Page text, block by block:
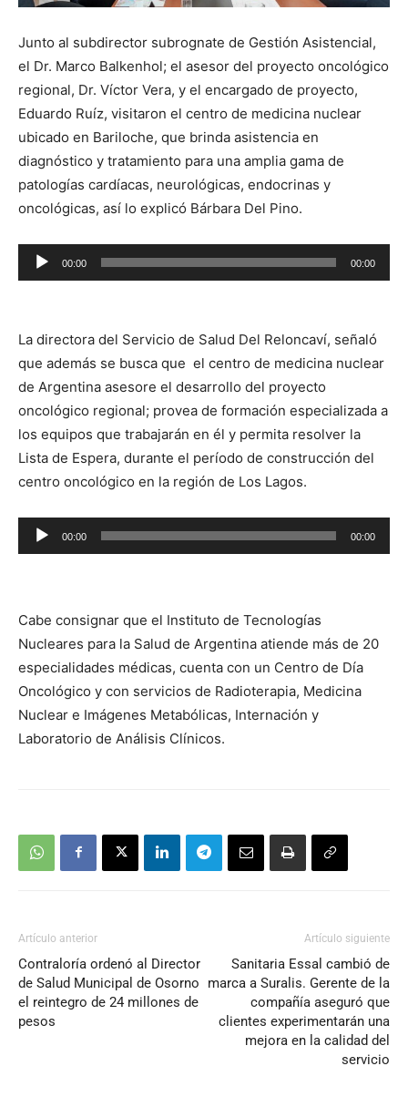
Junto al subdirector subrognate de Gestión Asistencial,
el Dr. Marco Balkenhol; el asesor del proyecto oncológico
regional, Dr. Víctor Vera, y el encargado de proyecto,
Eduardo Ruíz, visitaron el centro de medicina nuclear
ubicado en Bariloche, que brinda asistencia en
diagnóstico y tratamiento para una amplia gama de
patologías cardíacas, neurológicas, endocrinas y
oncológicas, así lo explicó Bárbara Del Pino.
Reproductor
de
00:00 00:00
La directora del Servicio de Salud Del Reloncaví, señaló
que además se busca que el centro de medicina nuclear
de Argentina asesore el desarrollo del proyecto
oncológico regional; provea de formación especializada a
los equipos que trabajarán en él y permita resolver la
Lista de Espera, durante el período de construcción del
centro oncológico en la región de Los Lagos.
Reproductor
de
00:00 00:00
Cabe consignar que el Instituto de Tecnologías
Nucleares para la Salud de Argentina atiende más de 20
especialidades médicas, cuenta con un Centro de Día
Oncológico y con servicios de Radioterapia, Medicina
Nuclear e Imágenes Metabólicas, Internación y
Laboratorio de Análisis Clínicos.
Artículo anterior
Contraloría ordenó al Director
de Salud Municipal de Osorno
el reintegro de 24 millones de
pesos
Artículo siguiente
Sanitaria Essal cambió de
marca a Suralis. Gerente de la
compañía aseguró que
clientes experimentarán una
mejora en la calidad del
servicio